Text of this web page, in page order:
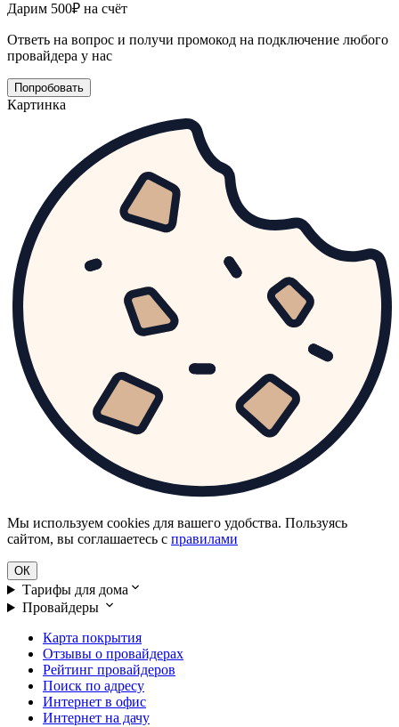
Дарим 500₽ на счёт
Ответь на вопрос и получи промокод на подключение любого
провайдера у нас
Попробовать
Картинка
Мы используем cookies для вашего удобства. Пользуясь
сайтом, вы соглашаетесь с правилами
ОК
Тарифы для дома
Провайдеры
Карта покрытия
Отзывы о провайдерах
Рейтинг провайдеров
Поиск по адресу
Интернет в офис
Интернет на дачу